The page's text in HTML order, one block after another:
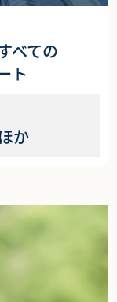
べての
ト
か